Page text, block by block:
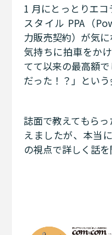
1 月にとっとりエ
スタイル PPA（
力販売契約）が気
気持ちに拍車をか
てて以来の最高額
だった！？」という
誌面で教えてもら
えましたが、本当
の視点で詳しく話を